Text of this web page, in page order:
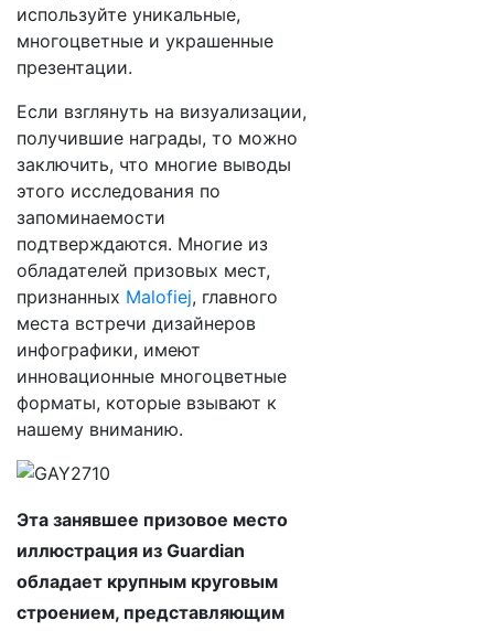
используйте уникальные,
многоцветные и украшенные
презентации.
Если взглянуть на визуализации,
получившие награды, то можно
заключить, что многие выводы
этого исследования по
запоминаемости
подтверждаются. Многие из
обладателей призовых мест,
признанных Malofiej, главного
места встречи дизайнеров
инфографики, имеют
инновационные многоцветные
форматы, которые взывают к
нашему вниманию.
Эта занявшее призовое место
иллюстрация из Guardian
обладает крупным круговым
строением, представляющим